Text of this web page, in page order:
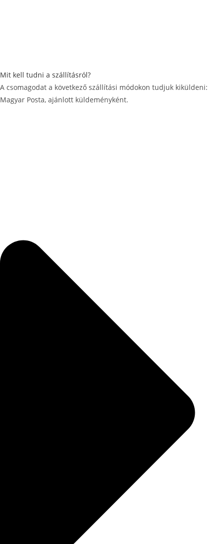
Mit kell tudni a szállításról?
A csomagodat a következő szállítási módokon tudjuk kiküldeni:
Magyar Posta, ajánlott küldeményként.